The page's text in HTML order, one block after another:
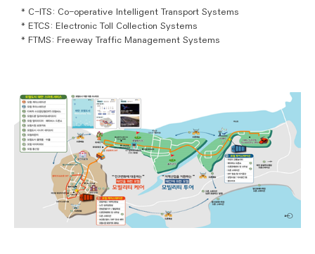
* C-ITS: Co-operative Intelligent Transport Systems
* ETCS: Electronic Toll Collection Systems
* FTMS: Freeway Traffic Management Systems